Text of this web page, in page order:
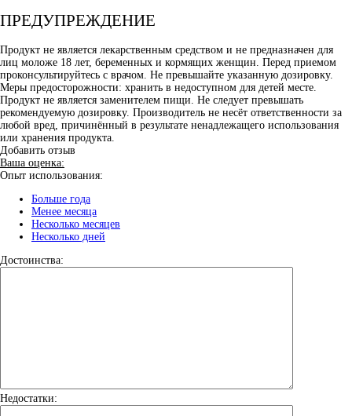
ПРЕДУПРЕЖДЕНИЕ
Продукт не является лекарственным средством и не предназначен для
лиц моложе 18 лет, беременных и кормящих женщин. Перед приемом
проконсультируйтесь с врачом. Не превышайте указанную дозировку.
Меры предосторожности: хранить в недоступном для детей месте.
Продукт не является заменителем пищи. Не следует превышать
рекомендуемую дозировку. Производитель не несёт ответственности за
любой вред, причинённый в результате ненадлежащего использования
или хранения продукта.
Добавить отзыв
Ваша оценка:
Опыт использования:
Больше года
Менее месяца
Несколько месяцев
Несколько дней
Достоинства:
Недостатки: